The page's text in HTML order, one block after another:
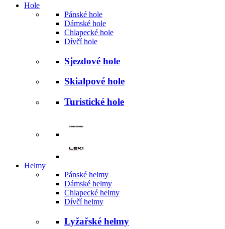
Hole
Pánské hole
Dámské hole
Chlapecké hole
Dívčí hole
Sjezdové hole
Skialpové hole
Turistické hole
Helmy
Pánské helmy
Dámské helmy
Chlapecké helmy
Dívčí helmy
Lyžařské helmy